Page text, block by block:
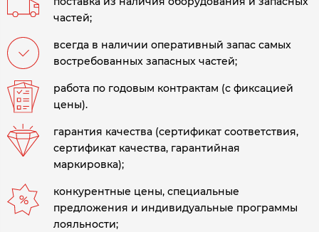
частей;
всегда в наличии оперативный запас самых
востребованных запасных частей;
работа по годовым контрактам (с фиксацией
цены).
гарантия качества (сертификат соответствия,
сертификат качества, гарантийная
маркировка);
конкурентные цены, специальные
предложения и индивидуальные программы
лояльности;